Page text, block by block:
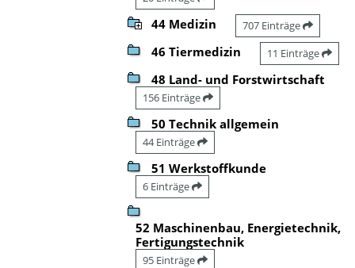
44 Medizin 707 Einträge
46 Tiermedizin 11 Einträge
48 Land- und Forstwirtschaft
156 Einträge
50 Technik allgemein
44 Einträge
51 Werkstoffkunde
6 Einträge
52 Maschinenbau, Energietechnik,
Fertigungstechnik
95 Einträge